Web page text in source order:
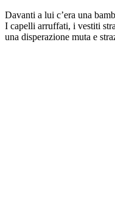
Davanti a lui c’era una
I capelli arruffati, i vestiti
una disperazione muta e